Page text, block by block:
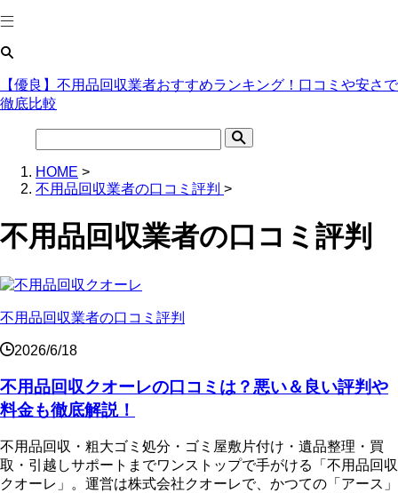
【優良】不用品回収業者おすすめランキング！口コミや安さで
徹底比較
HOME >
不用品回収業者の口コミ評判 >
不用品回収業者の口コミ評判
不用品回収業者の口コミ評判
2026/6/18
不用品回収クオーレの口コミは？悪い＆良い評判や
料金も徹底解説！
不用品回収・粗大ゴミ処分・ゴミ屋敷片付け・遺品整理・買
取・引越しサポートまでワンストップで手がける「不用品回収
クオーレ」。運営は株式会社クオーレで、かつての「アース」